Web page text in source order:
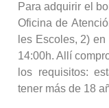
Para adquirir el
Oficina de
les Escoles, 2)
14:00h. Allí
los requisitos:
tener más de 18